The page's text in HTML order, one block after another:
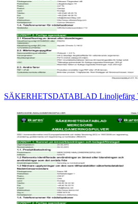
SÄKERHETSDATABLAD Linoljefärg